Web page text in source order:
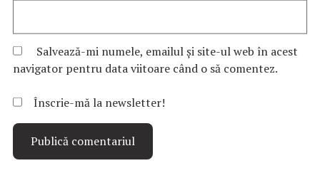
Salvează-mi numele, emailul și site-ul web în acest
navigator pentru data viitoare când o să comentez.
Înscrie-mă la newsletter!